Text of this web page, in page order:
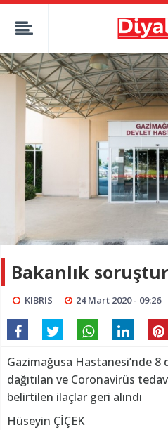
Bakanlık
KIBRIS 24 Mart 2020 - 09:26
Gazimağusa Hastanesi’nde 8
dağıtılan ve Coronavirüs
belirtilen ilaçlar geri alındı
Hüseyin ÇİÇEK